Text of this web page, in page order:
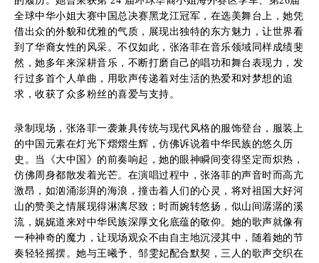
全球中华小姐大赛中国总决赛黑龙江冠军，在选美舞台上，她凭
借出众的外貌和优雅的气质，展现出独特的东方魅力，让世界看
到了华裔女性的风采。不仅如此，张洛菲在音乐领域同样成绩斐
然，她多年来深耕音乐，不断打磨自己的唱功和舞台表现力，发
行过多首个人单曲，用歌声传递着对生活的热爱和对梦想的追
求，收获了众多粉丝的喜爱与支持。
录制现场，张洛菲一袭兼具传统与现代风格的服饰登台，服装上
的中国元素在灯光下熠熠生辉，仿佛诉说着中华民族的悠久历
史。当《大中国》的前奏响起，她的眼神瞬间变得坚定而炽热，
仿佛周身都散发着光芒。在演唱过程中，张洛菲的声音时而高亢
激昂，如汹涌澎湃的海浪，撞击着人们的心灵，将对祖国大好河
山的赞美之情展现得淋漓尽致；时而婉转悠扬，似山间潺潺的溪
流，娓娓道来对中华民族深厚文化底蕴的敬仰。她的歌声就像有
一种神奇的魔力，让现场观众不由自主地沉浸其中，随着她的节
奏轻轻摇摆。她与王曦予、邹雯妃配合默契，三人的歌声交织在